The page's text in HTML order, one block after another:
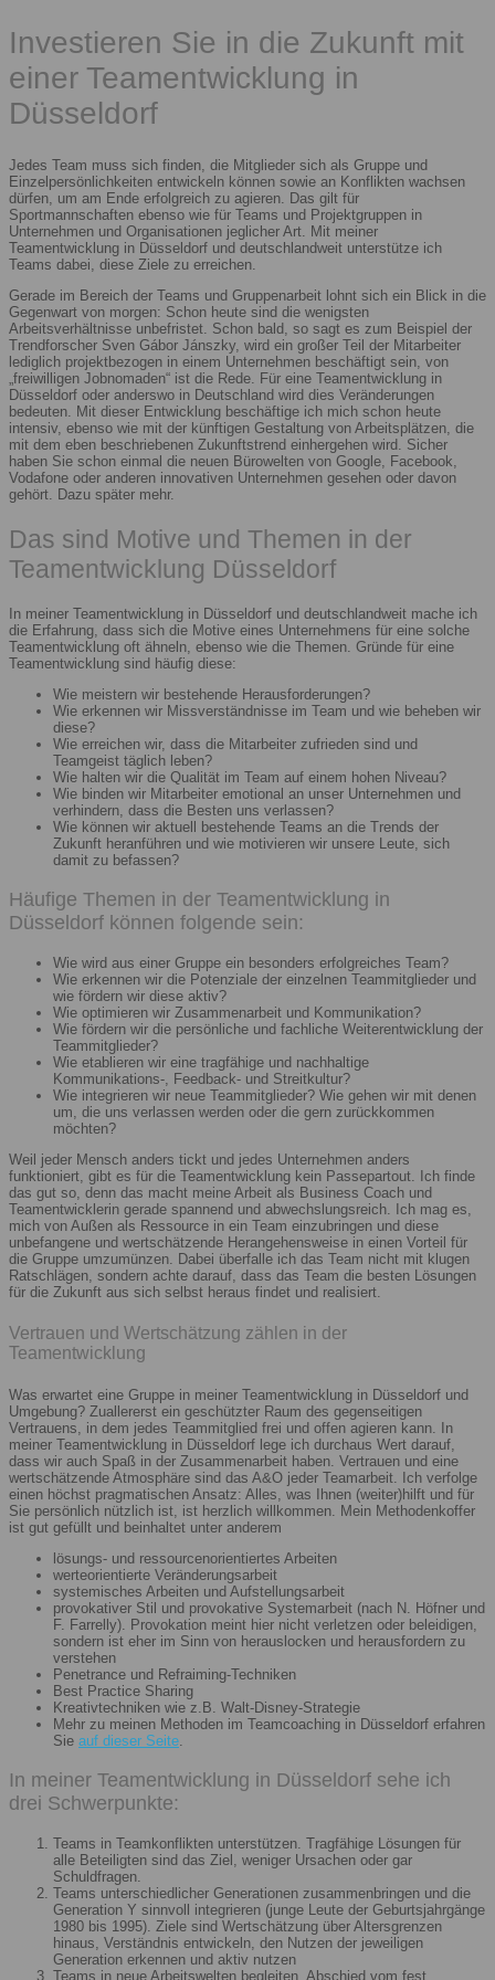
Investieren Sie in die Zukunft mit
einer Teamentwicklung in
Düsseldorf
Jedes Team muss sich finden, die Mitglieder sich als Gruppe und
Einzelpersönlichkeiten entwickeln können sowie an Konflikten wachsen
dürfen, um am Ende erfolgreich zu agieren. Das gilt für
Sportmannschaften ebenso wie für Teams und Projektgruppen in
Unternehmen und Organisationen jeglicher Art. Mit meiner
Teamentwicklung in Düsseldorf und deutschlandweit unterstütze ich
Teams dabei, diese Ziele zu erreichen.
Gerade im Bereich der Teams und Gruppenarbeit lohnt sich ein Blick in die
Gegenwart von morgen: Schon heute sind die wenigsten
Arbeitsverhältnisse unbefristet. Schon bald, so sagt es zum Beispiel der
Trendforscher Sven Gábor Jánszky, wird ein großer Teil der Mitarbeiter
lediglich projektbezogen in einem Unternehmen beschäftigt sein, von
„freiwilligen Jobnomaden“ ist die Rede. Für eine Teamentwicklung in
Düsseldorf oder anderswo in Deutschland wird dies Veränderungen
bedeuten. Mit dieser Entwicklung beschäftige ich mich schon heute
intensiv, ebenso wie mit der künftigen Gestaltung von Arbeitsplätzen, die
mit dem eben beschriebenen Zukunftstrend einhergehen wird. Sicher
haben Sie schon einmal die neuen Bürowelten von Google, Facebook,
Vodafone oder anderen innovativen Unternehmen gesehen oder davon
gehört. Dazu später mehr.
Das sind Motive und Themen in der
Teamentwicklung Düsseldorf
In meiner Teamentwicklung in Düsseldorf und deutschlandweit mache ich
die Erfahrung, dass sich die Motive eines Unternehmens für eine solche
Teamentwicklung oft ähneln, ebenso wie die Themen. Gründe für eine
Teamentwicklung sind häufig diese:
Wie meistern wir bestehende Herausforderungen?
Wie erkennen wir Missverständnisse im Team und wie beheben wir
diese?
Wie erreichen wir, dass die Mitarbeiter zufrieden sind und
Teamgeist täglich leben?
Wie halten wir die Qualität im Team auf einem hohen Niveau?
Wie binden wir Mitarbeiter emotional an unser Unternehmen und
verhindern, dass die Besten uns verlassen?
Wie können wir aktuell bestehende Teams an die Trends der
Zukunft heranführen und wie motivieren wir unsere Leute, sich
damit zu befassen?
Häufige Themen in der Teamentwicklung in
Düsseldorf können folgende sein:
Wie wird aus einer Gruppe ein besonders erfolgreiches Team?
Wie erkennen wir die Potenziale der einzelnen Teammitglieder und
wie fördern wir diese aktiv?
Wie optimieren wir Zusammenarbeit und Kommunikation?
Wie fördern wir die persönliche und fachliche Weiterentwicklung der
Teammitglieder?
Wie etablieren wir eine tragfähige und nachhaltige
Kommunikations-, Feedback- und Streitkultur?
Wie integrieren wir neue Teammitglieder? Wie gehen wir mit denen
um, die uns verlassen werden oder die gern zurückkommen
möchten?
Weil jeder Mensch anders tickt und jedes Unternehmen anders
funktioniert, gibt es für die Teamentwicklung kein Passepartout. Ich finde
das gut so, denn das macht meine Arbeit als Business Coach und
Teamentwicklerin gerade spannend und abwechslungsreich. Ich mag es,
mich von Außen als Ressource in ein Team einzubringen und diese
unbefangene und wertschätzende Herangehensweise in einen Vorteil für
die Gruppe umzumünzen. Dabei überfalle ich das Team nicht mit klugen
Ratschlägen, sondern achte darauf, dass das Team die besten Lösungen
für die Zukunft aus sich selbst heraus findet und realisiert.
Vertrauen und Wertschätzung zählen in der
Teamentwicklung
Was erwartet eine Gruppe in meiner Teamentwicklung in Düsseldorf und
Umgebung? Zuallererst ein geschützter Raum des gegenseitigen
Vertrauens, in dem jedes Teammitglied frei und offen agieren kann. In
meiner Teamentwicklung in Düsseldorf lege ich durchaus Wert darauf,
dass wir auch Spaß in der Zusammenarbeit haben. Vertrauen und eine
wertschätzende Atmosphäre sind das A&O jeder Teamarbeit. Ich verfolge
einen höchst pragmatischen Ansatz: Alles, was Ihnen (weiter)hilft und für
Sie persönlich nützlich ist, ist herzlich willkommen. Mein Methodenkoffer
ist gut gefüllt und beinhaltet unter anderem
lösungs- und ressourcenorientiertes Arbeiten
werteorientierte Veränderungsarbeit
systemisches Arbeiten und Aufstellungsarbeit
provokativer Stil und provokative Systemarbeit (nach N. Höfner und
F. Farrelly). Provokation meint hier nicht verletzen oder beleidigen,
sondern ist eher im Sinn von herauslocken und herausfordern zu
verstehen
Penetrance und Refraiming-Techniken
Best Practice Sharing
Kreativtechniken wie z.B. Walt-Disney-Strategie
Mehr zu meinen Methoden im Teamcoaching in Düsseldorf erfahren
Sie auf dieser Seite.
In meiner Teamentwicklung in Düsseldorf sehe ich
drei Schwerpunkte:
Teams in Teamkonflikten unterstützen. Tragfähige Lösungen für
alle Beteiligten sind das Ziel, weniger Ursachen oder gar
Schuldfragen.
Teams unterschiedlicher Generationen zusammenbringen und die
Generation Y sinnvoll integrieren (junge Leute der Geburtsjahrgänge
1980 bis 1995). Ziele sind Wertschätzung über Altersgrenzen
hinaus, Verständnis entwickeln, den Nutzen der jeweiligen
Generation erkennen und aktiv nutzen
Teams in neue Arbeitswelten begleiten. Abschied vom fest